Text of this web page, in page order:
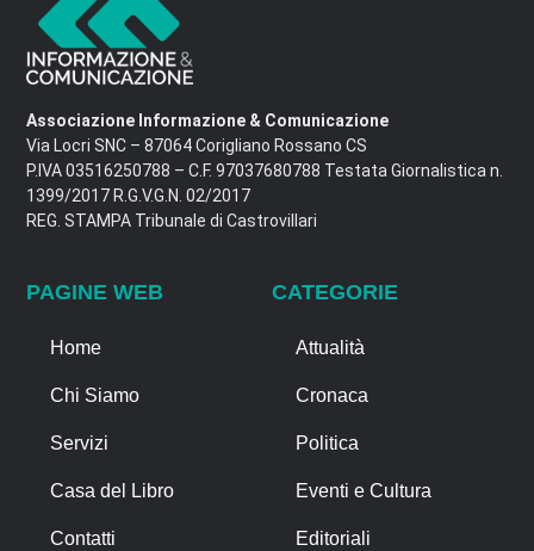
Associazione Informazione & Comunicazione
Via Locri SNC – 87064 Corigliano Rossano CS
P.IVA 03516250788 – C.F. 97037680788 Testata Giornalistica n.
1399/2017 R.G.V.G.N. 02/2017
REG. STAMPA Tribunale di Castrovillari
PAGINE WEB
Home
Chi Siamo
Servizi
Casa del Libro
Contatti
CATEGORIE
Attualità
Cronaca
Politica
Eventi e Cultura
Editoriali